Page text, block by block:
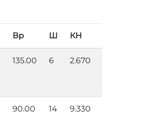
Вр Ш КН
135.00 6 2.670
90.00 14 9.330